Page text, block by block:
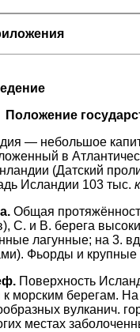
Положение
— небольшое
в
(Датский
Исландии 103 тыс.
Общая
С. и В. берега
лагунные; на 3.
Фьорды и крупные
Поверхность
морским берегам.
вулканич.
местах